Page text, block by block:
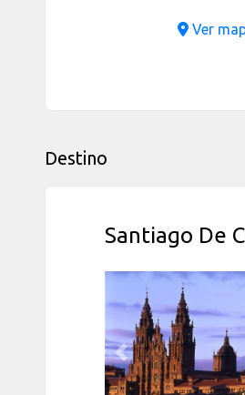
Ver
Destino
Santiago De
Previous